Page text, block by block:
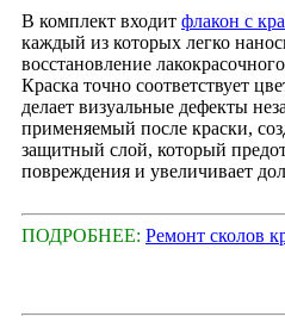
В комплект входит флакон с
каждый из которых легко
восстановление
Краска точно соответствует
делает визуальные дефекты
применяемый после краски,
защитный слой, который
повреждения и увеличивает
ПОДРОБНЕЕ: Ремонт сколов